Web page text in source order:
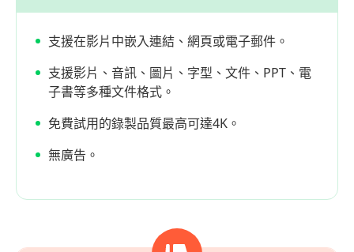
支援在影片中嵌入連結、網頁或電子郵件。
支援影片、音訊、圖片、字型、文件、PPT、電
子書等多種文件格式。
免費試用的錄製品質最高可達4K。
無廣告。